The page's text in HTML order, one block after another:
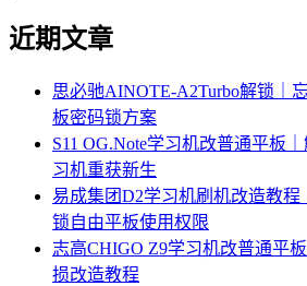
近期文章
思必驰AINOTE‑A2Turbo解锁｜
板密码锁方案
S11 OG.Note学习机改普通平板
习机重获新生
易成集团D2学习机刷机改造教
锁自由平板使用权限
志高CHIGO Z9学习机改普通平
损改造教程